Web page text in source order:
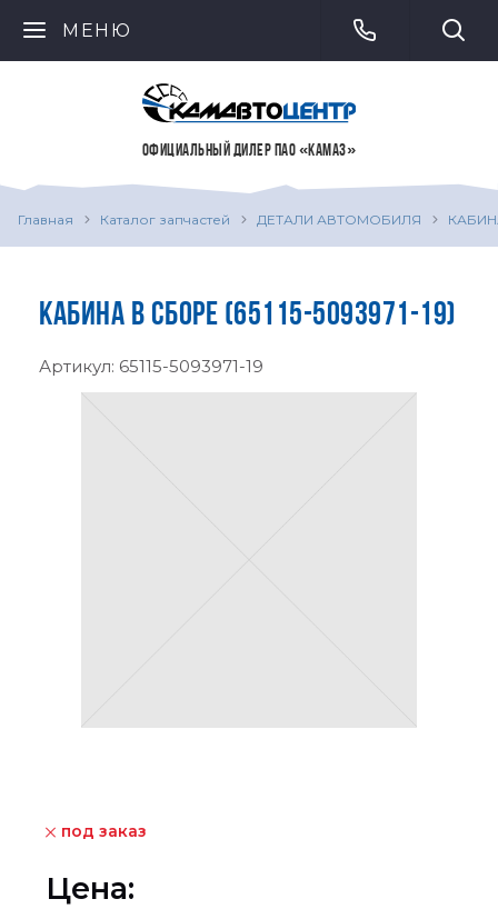
МЕНЮ
ОФИЦИАЛЬНЫЙ ДИЛЕР ПАО «КАМАЗ»
Главная Каталог запчастей ДЕТАЛИ АВТОМОБИЛЯ
КАБИНА В СБОРЕ (65115-5093971-19)
Артикул: 65115-5093971-19
под заказ
Цена: